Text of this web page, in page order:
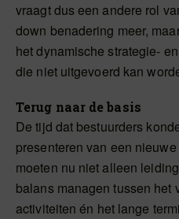
vraagt dus een andere rol
down benadering meer,
het dynamische strategie-
die niet uitgevoerd kan
Terug naar de basis
De tijd dat bestuurders
presenteren van een
moeten nu niet alleen
balans managen tussen het
activiteiten én het lange